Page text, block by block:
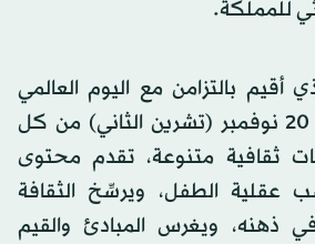
للمملكة.
أقيم بالتزامن مع اليوم العالمي
للطفل الذي يوافق 20 نوفمبر (تشرين الثاني) من كل
ثقافية متنوعة، تقدم محتوى
عقلية الطفل، ويرسِّخ الثقافة
ذهنه، ويغرس المبادئ والقيم